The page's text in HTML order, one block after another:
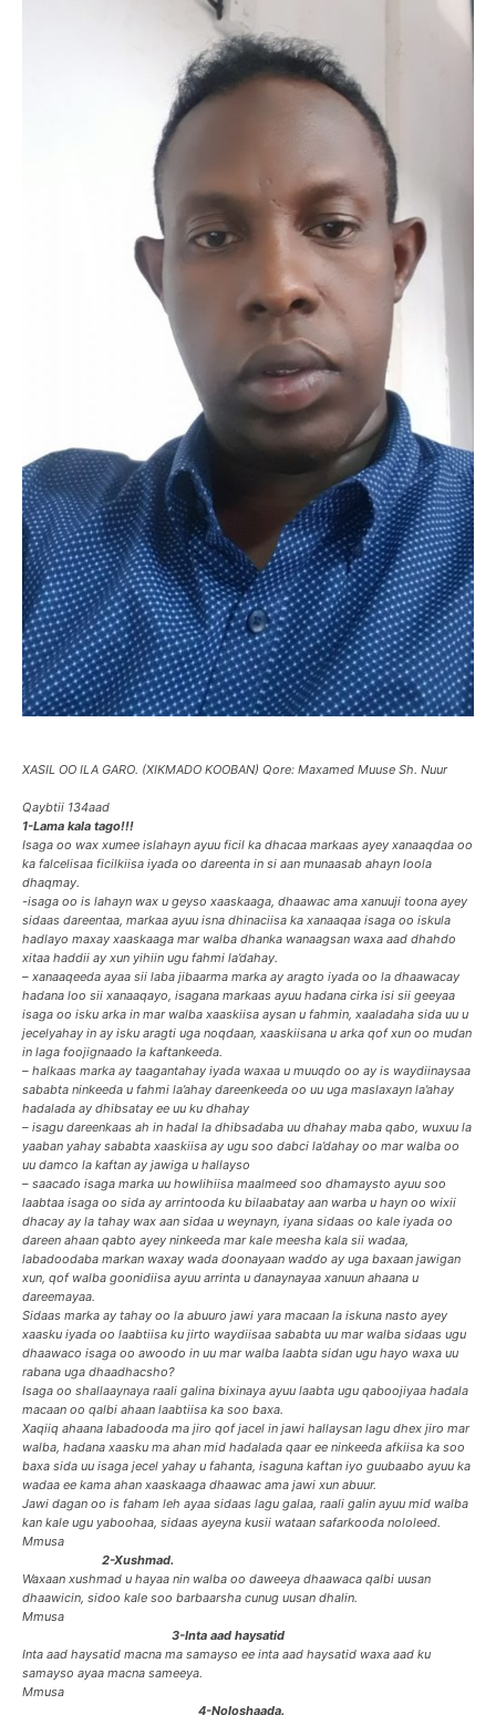
XASIL OO ILA GARO. (XIKMADO KOOBAN) Qore: Maxamed Muuse Sh. Nuur
Qaybtii 134aad
1-Lama kala tago!!!
Isaga oo wax xumee islahayn ayuu ficil ka dhacaa markaas ayey xanaaqdaa oo
ka falcelisaa ficilkiisa iyada oo dareenta in si aan munaasab ahayn loola
dhaqmay.
-isaga oo is lahayn wax u geyso xaaskaaga, dhaawac ama xanuuji toona ayey
sidaas dareentaa, markaa ayuu isna dhinaciisa ka xanaaqaa isaga oo iskula
hadlayo maxay xaaskaaga mar walba dhanka wanaagsan waxa aad dhahdo
xitaa haddii ay xun yihiin ugu fahmi la’dahay.
– xanaaqeeda ayaa sii laba jibaarma marka ay aragto iyada oo la dhaawacay
hadana loo sii xanaaqayo, isagana markaas ayuu hadana cirka isi sii geeyaa
isaga oo isku arka in mar walba xaaskiisa aysan u fahmin, xaaladaha sida uu u
jecelyahay in ay isku aragti uga noqdaan, xaaskiisana u arka qof xun oo mudan
in laga foojignaado la kaftankeeda.
– halkaas marka ay taagantahay iyada waxaa u muuqdo oo ay is waydiinaysaa
sababta ninkeeda u fahmi la’ahay dareenkeeda oo uu uga maslaxayn la’ahay
hadalada ay dhibsatay ee uu ku dhahay
– isagu dareenkaas ah in hadal la dhibsadaba uu dhahay maba qabo, wuxuu la
yaaban yahay sababta xaaskiisa ay ugu soo dabci la’dahay oo mar walba oo
uu damco la kaftan ay jawiga u hallayso
– saacado isaga marka uu howlihiisa maalmeed soo dhamaysto ayuu soo
laabtaa isaga oo sida ay arrintooda ku bilaabatay aan warba u hayn oo wixii
dhacay ay la tahay wax aan sidaa u weynayn, iyana sidaas oo kale iyada oo
dareen ahaan qabto ayey ninkeeda mar kale meesha kala sii wadaa,
labadoodaba markan waxay wada doonayaan waddo ay uga baxaan jawigan
xun, qof walba goonidiisa ayuu arrinta u danaynayaa xanuun ahaana u
dareemayaa.
Sidaas marka ay tahay oo la abuuro jawi yara macaan la iskuna nasto ayey
xaasku iyada oo laabtiisa ku jirto waydiisaa sababta uu mar walba sidaas ugu
dhaawaco isaga oo awoodo in uu mar walba laabta sidan ugu hayo waxa uu
rabana uga dhaadhacsho?
Isaga oo shallaaynaya raali galina bixinaya ayuu laabta ugu qaboojiyaa hadala
macaan oo qalbi ahaan laabtiisa ka soo baxa.
Xaqiiq ahaana labadooda ma jiro qof jacel in jawi hallaysan lagu dhex jiro mar
walba, hadana xaasku ma ahan mid hadalada qaar ee ninkeeda afkiisa ka soo
baxa sida uu isaga jecel yahay u fahanta, isaguna kaftan iyo guubaabo ayuu ka
wadaa ee kama ahan xaaskaaga dhaawac ama jawi xun abuur.
Jawi dagan oo is faham leh ayaa sidaas lagu galaa, raali galin ayuu mid walba
kan kale ugu yaboohaa, sidaas ayeyna kusii wataan safarkooda nololeed.
Mmusa
2-Xushmad.
Waxaan xushmad u hayaa nin walba oo daweeya dhaawaca qalbi uusan
dhaawicin, sidoo kale soo barbaarsha cunug uusan dhalin.
Mmusa
3-Inta aad haysatid
Inta aad haysatid macna ma samayso ee inta aad haysatid waxa aad ku
samayso ayaa macna sameeya.
Mmusa
4-Noloshaada.